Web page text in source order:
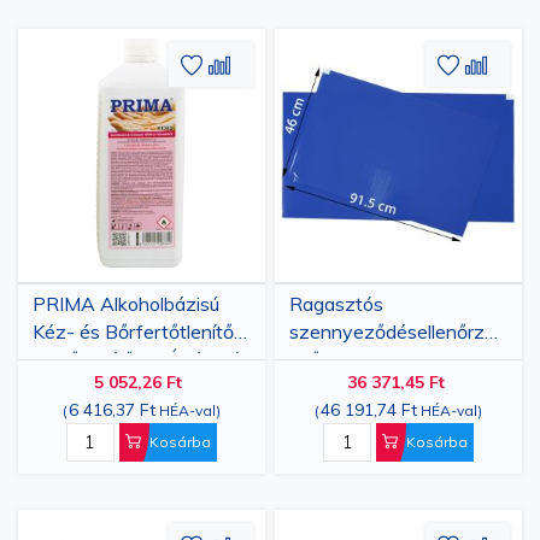
PRIMA Alkoholbázisú
Kéz- és Bőrfertőtlenítő
Fertőtlenítő 1L Átlátszó
5 052,26 Ft
(6 416,37 Ft HÉA-val)
Kosárba
Hozzáadás
kívánságlistához
Hozzáadás
összehasonlításhoz
Ragasztós
szennyeződésellenőrző
szőnyeg, PRIMA, 46x91
cm, 10 készlet x 30 lap,
kék
36 371,45 Ft
(46 191,74 Ft HÉA-val)
Kosárba
a az